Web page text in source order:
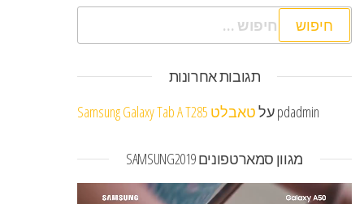
חיפוש:
תגובות אחרונות
pdadminעלטאבלט Samsung Galaxy Tab A T285
מגוון סמארטפונים SAMSUNG2019
נגן